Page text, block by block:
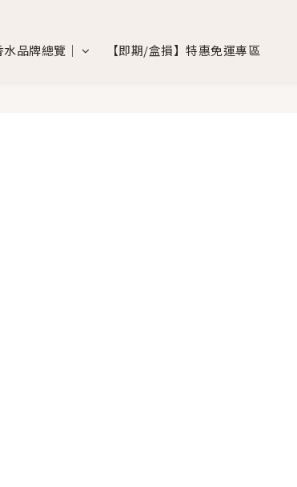
水品牌總覽｜ 【即期/盒損】特惠免運專區